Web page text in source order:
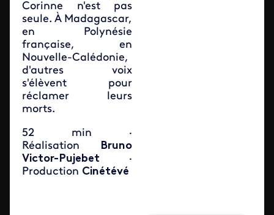
Corinne n'est pas
seule. À Madagascar,
en Polynésie
française, en
Nouvelle-Calédonie,
d'autres voix
s'élèvent pour
réclamer leurs
morts.
52 min ·
Réalisation Bruno
Victor-Pujebet ·
Production Cinétévé